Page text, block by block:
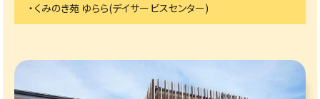
・くみのき苑 ゆらら(デイサービスセンター)